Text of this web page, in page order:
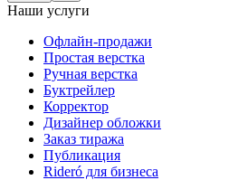
Наши услуги
Офлайн-продажи
Простая верстка
Ручная верстка
Буктрейлер
Корректор
Дизайнер обложки
Заказ тиража
Публикация
Rideró для бизнеса